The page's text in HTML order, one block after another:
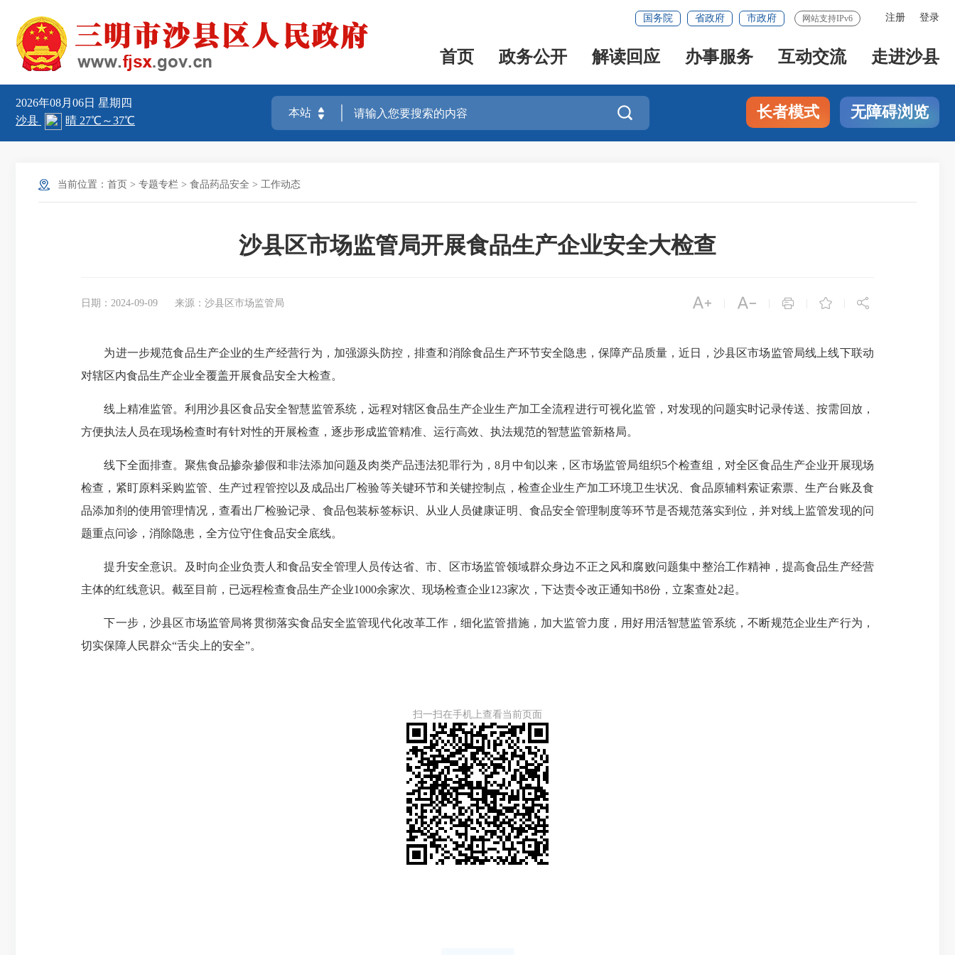
注册 登录
国务院 省政府 市政府 网站支持IPv6
首页 政务公开 解读回应 办事服务 互动交流 走进沙县
2026年08月06日 星期四
 长者模式 无障碍浏览
当前位置： 首页 > 专题专栏 > 食品药品安全 > 工作动态
沙县区市场监管局开展食品生产企业安全大检查
日期：2024-09-09 来源：沙县区市场监管局     
为进一步规范食品生产企业的生产经营行为，加强源头防控，排查和消除食品生产环节安全隐患，保障产品质量，近日，沙县区市场监管局线上线下联动
对辖区内食品生产企业全覆盖开展食品安全大检查。
线上精准监管。利用沙县区食品安全智慧监管系统，远程对辖区食品生产企业生产加工全流程进行可视化监管，对发现的问题实时记录传送、按需回放，
方便执法人员在现场检查时有针对性的开展检查，逐步形成监管精准、运行高效、执法规范的智慧监管新格局。
线下全面排查。聚焦食品掺杂掺假和非法添加问题及肉类产品违法犯罪行为，8月中旬以来，区市场监管局组织5个检查组，对全区食品生产企业开展现场
检查，紧盯原料采购监管、生产过程管控以及成品出厂检验等关键环节和关键控制点，检查企业生产加工环境卫生状况、食品原辅料索证索票、生产台账及食
品添加剂的使用管理情况，查看出厂检验记录、食品包装标签标识、从业人员健康证明、食品安全管理制度等环节是否规范落实到位，并对线上监管发现的问
题重点问诊，消除隐患，全方位守住食品安全底线。
提升安全意识。及时向企业负责人和食品安全管理人员传达省、市、区市场监管领域群众身边不正之风和腐败问题集中整治工作精神，提高食品生产经营
主体的红线意识。截至目前，已远程检查食品生产企业1000余家次、现场检查企业123家次，下达责令改正通知书8份，立案查处2起。
下一步，沙县区市场监管局将贯彻落实食品安全监管现代化改革工作，细化监管措施，加大监管力度，用好用活智慧监管系统，不断规范企业生产行为，
切实保障人民群众“舌尖上的安全”。
扫一扫在手机上查看当前页面